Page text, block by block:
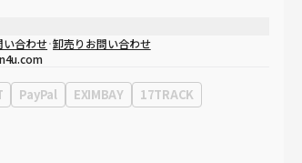
区永東大路513、3階(三成洞、coex)
い合わせ 卸売りお問い合わせ
PayPal EXIMBAY 17TRACK